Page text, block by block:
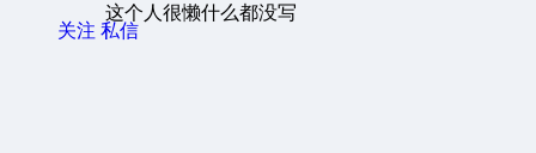
这个人很懒什么都没写
关注 私信